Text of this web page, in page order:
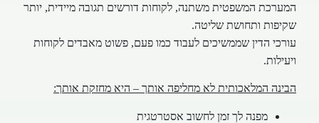
המערכת המשפטית משתנה, לקוחות דורשים תגובה מיידית, יותר
שקיפות ותחושת שליטה.
עורכי הדין שממשיכים לעבוד כמו פעם, פשוט מאבדים לקוחות
ויעילות.
הבינה המלאכותית לא מחליפה אותך – היא מחזקת אותך:
מפנה לך זמן לחשוב אסטרטגית